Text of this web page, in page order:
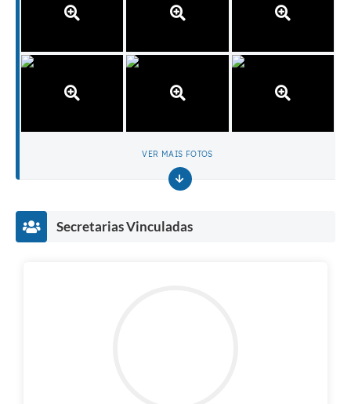
VER MAIS FOTOS
Secretarias Vinculadas